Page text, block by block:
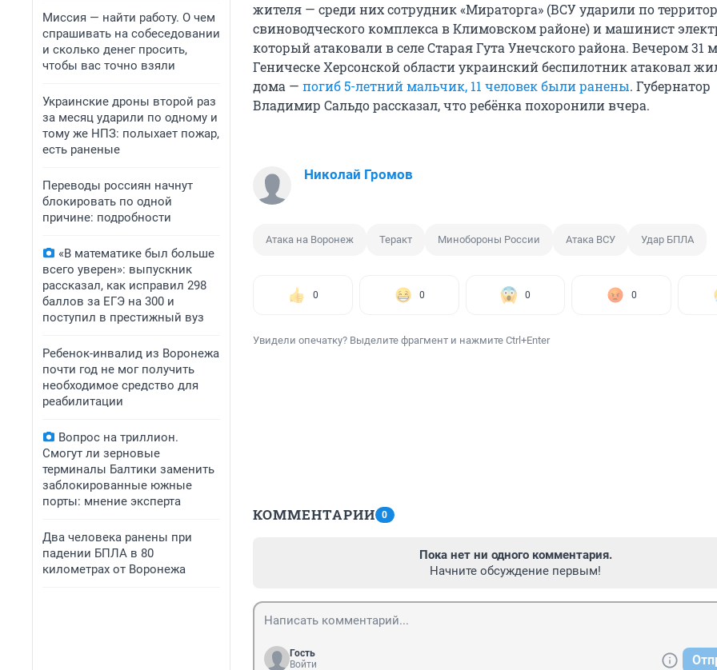
Миссия — найти работу. О чем
спрашивать на собеседовании
и сколько денег просить,
чтобы вас точно взяли
Украинские дроны второй раз
за месяц ударили по одному и
тому же НПЗ: полыхает пожар,
есть раненые
Переводы россиян начнут
блокировать по одной
причине: подробности
«В математике был больше
всего уверен»: выпускник
рассказал, как исправил 298
баллов за ЕГЭ на 300 и
поступил в престижный вуз
Ребенок-инвалид из Воронежа
почти год не мог получить
необходимое средство для
реабилитации
Вопрос на триллион.
Смогут ли зерновые
терминалы Балтики заменить
заблокированные южные
порты: мнение эксперта
Два человека ранены при
падении БПЛА в 80
километрах от Воронежа
жителя — среди них сотрудник «Мираторга» (ВСУ ударили по
свиноводческого комплекса в Климовском районе) и машинист
который атаковали в селе Старая Гута Унечского района. Вечером 31
Геническе Херсонской области украинский беспилотник атаковал
дома — погиб 5-летний мальчик, 11 человек были ранены. Губернатор
Владимир Сальдо рассказал, что ребёнка похоронили вчера.
Николай Громов
Атака на Воронеж Теракт Минобороны России Атака ВСУ Удар БПЛА
0 0 0 0
Увидели опечатку? Выделите фрагмент и нажмите Ctrl+Enter
КОММЕНТАРИИ 0
Пока нет ни одного комментария.
Начните обсуждение первым!
Гость
Войти